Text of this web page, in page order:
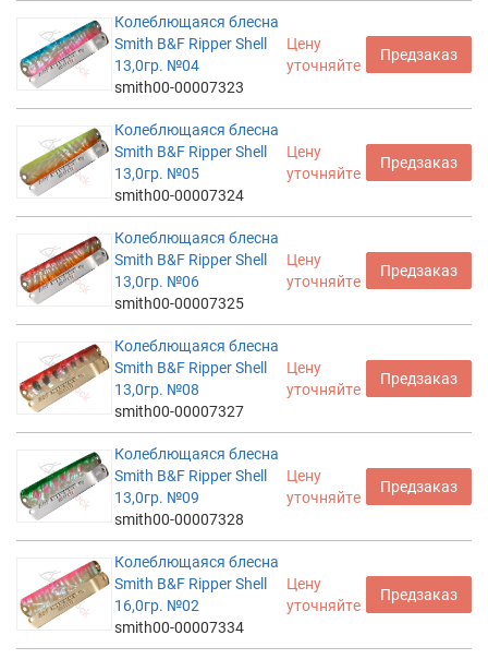
Колеблющаяся блесна
Smith B&F Ripper Shell
13,0гр. №04
smith00-00007323
Цену
уточняйте
Предзаказ
Колеблющаяся блесна
Smith B&F Ripper Shell
13,0гр. №05
smith00-00007324
Цену
уточняйте
Предзаказ
Колеблющаяся блесна
Smith B&F Ripper Shell
13,0гр. №06
smith00-00007325
Цену
уточняйте
Предзаказ
Колеблющаяся блесна
Smith B&F Ripper Shell
13,0гр. №08
smith00-00007327
Цену
уточняйте
Предзаказ
Колеблющаяся блесна
Smith B&F Ripper Shell
13,0гр. №09
smith00-00007328
Цену
уточняйте
Предзаказ
Колеблющаяся блесна
Smith B&F Ripper Shell
16,0гр. №02
smith00-00007334
Цену
уточняйте
Предзаказ